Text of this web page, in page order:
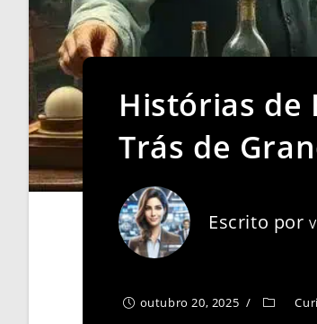
Histórias de
Trás de
Escrito por
outubro 20, 2025